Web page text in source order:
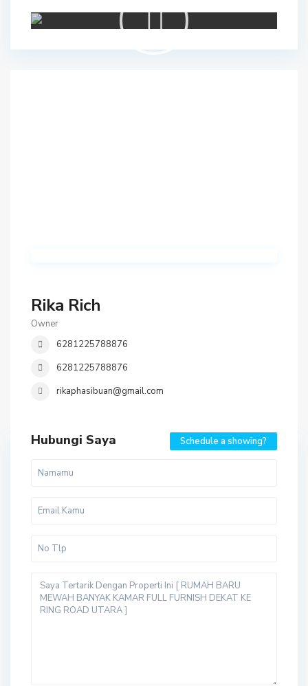
Rika Rich
Owner
6281225788876
6281225788876
rikaphasibuan@gmail.com
Hubungi Saya Schedule a showing?